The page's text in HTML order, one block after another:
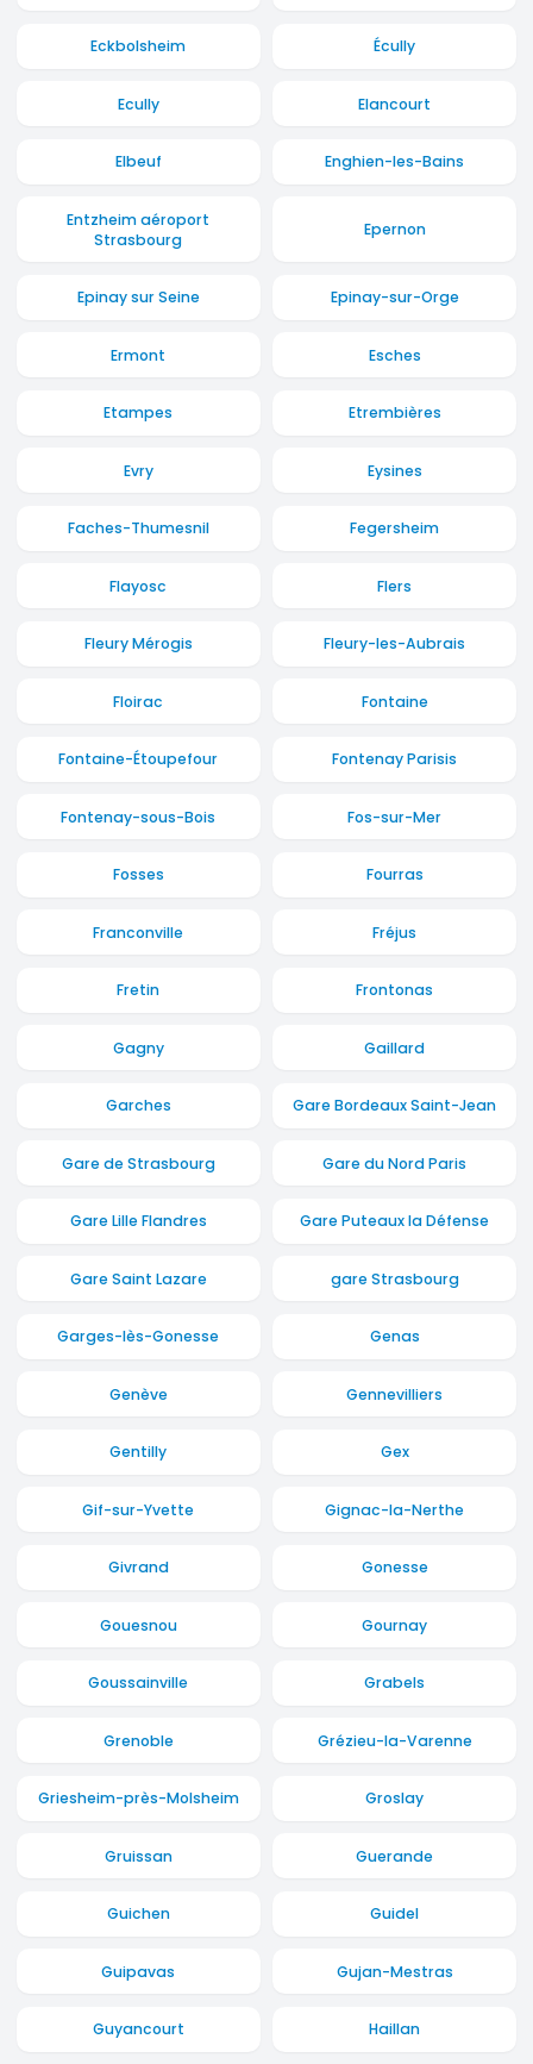
Eckbolsheim Écully
Ecully Elancourt
Elbeuf Enghien-les-Bains
Entzheim aéroport
Strasbourg
Epernon
Epinay sur Seine Epinay-sur-Orge
Ermont Esches
Etampes Etrembières
Evry Eysines
Faches-Thumesnil Fegersheim
Flayosc Flers
Fleury Mérogis Fleury-les-Aubrais
Floirac Fontaine
Fontaine-Étoupefour Fontenay Parisis
Fontenay-sous-Bois Fos-sur-Mer
Fosses Fourras
Franconville Fréjus
Fretin Frontonas
Gagny Gaillard
Garches Gare Bordeaux Saint-Jean
Gare de Strasbourg Gare du Nord Paris
Gare Lille Flandres Gare Puteaux la Défense
Gare Saint Lazare gare Strasbourg
Garges-lès-Gonesse Genas
Genève Gennevilliers
Gentilly Gex
Gif-sur-Yvette Gignac-la-Nerthe
Givrand Gonesse
Gouesnou Gournay
Goussainville Grabels
Grenoble Grézieu-la-Varenne
Griesheim-près-Molsheim Groslay
Gruissan Guerande
Guichen Guidel
Guipavas Gujan-Mestras
Guyancourt Haillan